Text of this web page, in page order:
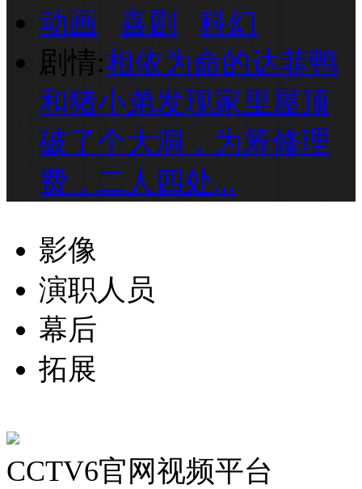
动画 喜剧
科幻
剧情:相依为命的达菲鸭
和猪小弟发现家里屋顶
破了个大洞，为筹修理
费，二人四处...
影像
演职人员
幕后
拓展
CCTV6官网视频平台